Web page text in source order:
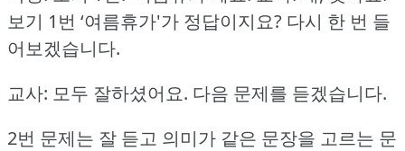
보기 1번 ‘여름휴가'가 정답이지요? 다시 한 번 들
어보겠습니다.
교사: 모두 잘하셨어요. 다음 문제를 듣겠습니다.
2번 문제는 잘 듣고 의미가 같은 문장을 고르는 문